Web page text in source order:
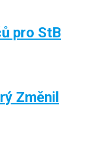
pro StB
Změnil